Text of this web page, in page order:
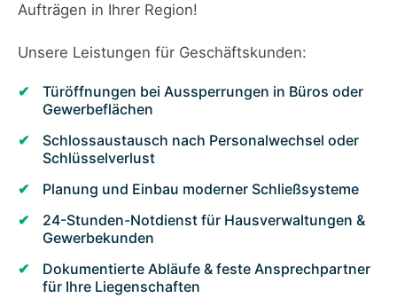
Aufträgen in Ihrer Region!
Unsere Leistungen für Geschäftskunden:
Türöffnungen bei Aussperrungen in Büros oder
Gewerbeflächen
Schlossaustausch nach Personalwechsel oder
Schlüsselverlust
Planung und Einbau moderner Schließsysteme
24-Stunden-Notdienst für Hausverwaltungen &
Gewerbekunden
Dokumentierte Abläufe & feste Ansprechpartner
für Ihre Liegenschaften